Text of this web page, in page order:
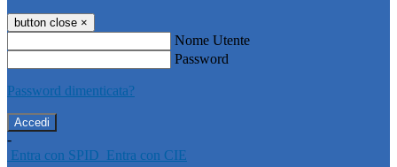
button close ×
Nome Utente
Password
Password dimenticata?
-
Entra con SPID Entra con CIE